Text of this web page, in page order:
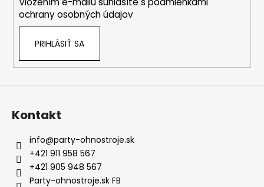
ochrany osobných údajov
PRIHLÁSIŤ SA
Kontakt
info@party-ohnostroje.sk
+421 911 958 567
+421 905 948 567
Party-ohnostroje.sk FB